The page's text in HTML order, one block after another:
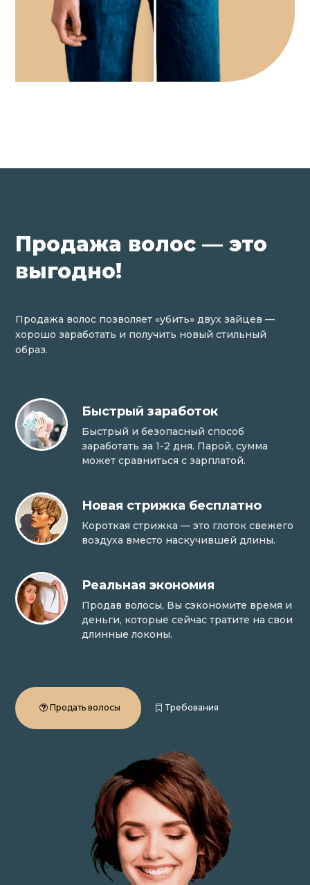
Продажа волос — это
выгодно!
Продажа волос позволяет «убить» двух зайцев —
хорошо заработать и получить новый стильный
образ.
Быстрый заработок
Быстрый и безопасный способ
заработать за 1-2 дня. Парой, сумма
может сравниться с зарплатой.
Новая стрижка бесплатно
Короткая стрижка — это глоток свежего
воздуха вместо наскучившей длины.
Реальная экономия
Продав волосы, Вы сэкономите время и
деньги, которые сейчас тратите на свои
длинные локоны.
Продать волосы Требования